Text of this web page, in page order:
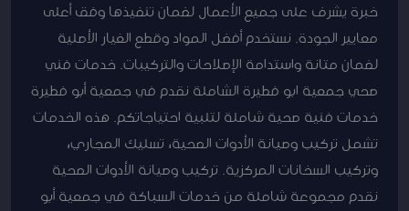
خبرة يشرف على جميع الأعمال لضمان تنفيذها وفق أعلى
معايير الجودة. نستخدم أفضل المواد وقطع الغيار الأصلية
لضمان متانة واستدامة الإصلاحات والتركيبات. خدمات فني
صحي جمعية ابو فطيرة الشاملة نقدم في جمعية أبو فطيرة
خدمات فنية صحية شاملة لتلبية احتياجاتكم. هذه الخدمات
تشمل تركيب وصيانة الأدوات الصحية، تسليك المجاري،
وتركيب السخانات المركزية. تركيب وصيانة الأدوات الصحية
نقدم مجموعة شاملة من خدمات السباكة في جمعية أبو